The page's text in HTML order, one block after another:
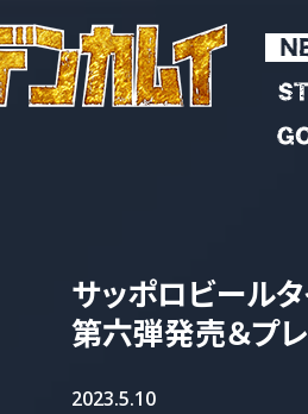
サッポロビール
第六弾発売＆プ
2023.5.10